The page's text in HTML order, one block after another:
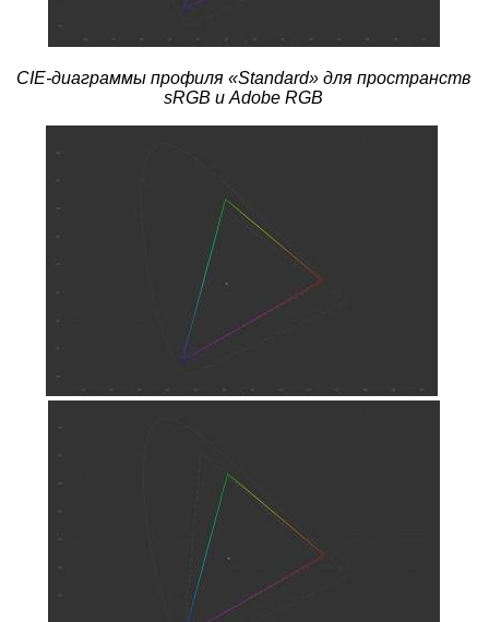
CIE-диаграммы профиля «Standard» для пространств
sRGB и Adobe RGB